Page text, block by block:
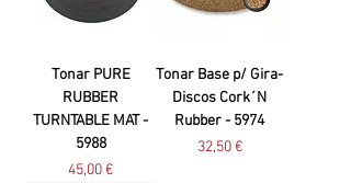
Tonar PURE
RUBBER
TURNTABLE MAT -
5988
Preço
45,00 €
Tonar Base p/ Gira-
Discos Cork´N
Rubber - 5974
Preço
32,50 €